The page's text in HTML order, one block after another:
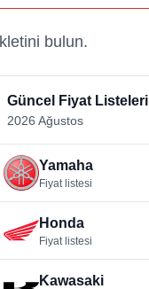
bulun.
Güncel Fiyat Listeleri
2026 Ağustos
Yamaha
Fiyat listesi
Honda
Fiyat listesi
Kawasaki